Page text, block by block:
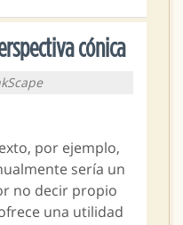
cónica
por ejemplo,
sería un
no decir propio
una utilidad